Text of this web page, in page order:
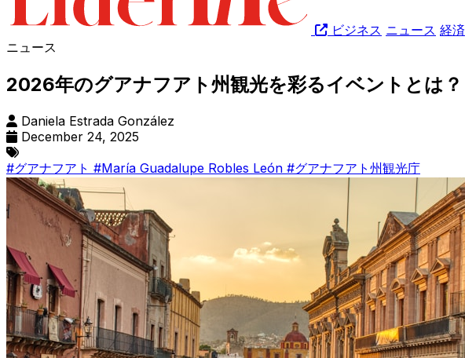
ビジネス ニュース 経済
ニュース
2026年のグアナフアト州観光を彩るイベントとは？
Daniela Estrada González
December 24, 2025
#グアナフアト #María Guadalupe Robles León #グアナフアト州観光庁